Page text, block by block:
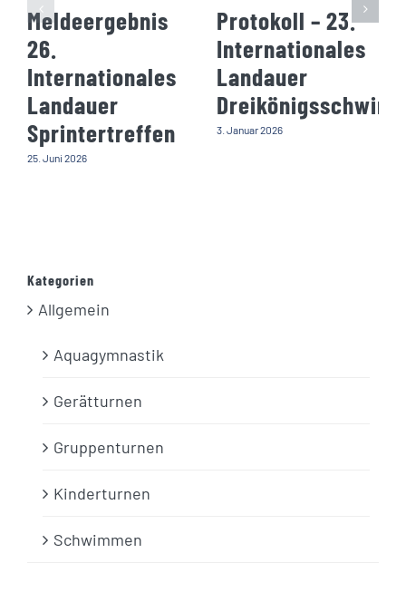
Meldeergebnis
26.
Internationales
Landauer
Sprintertreffen
25. Juni 2026
Protokoll – 23.
Internationales
Landauer
3. Januar 2026
Kategorien
Allgemein
Aquagymnastik
Gerätturnen
Gruppenturnen
Kinderturnen
Schwimmen